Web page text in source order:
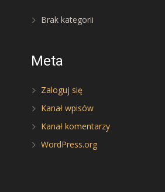
Brak kategorii
Meta
Zaloguj się
Kanał wpisów
Kanał komentarzy
WordPress.org